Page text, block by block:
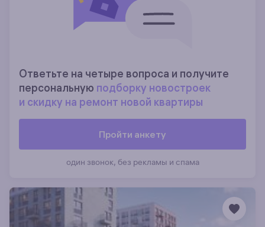
Ответьте на четыре вопроса и получите
персональную подборку новостроек
и скидку на ремонт новой квартиры
Пройти анкету
один звонок, без рекламы и спама